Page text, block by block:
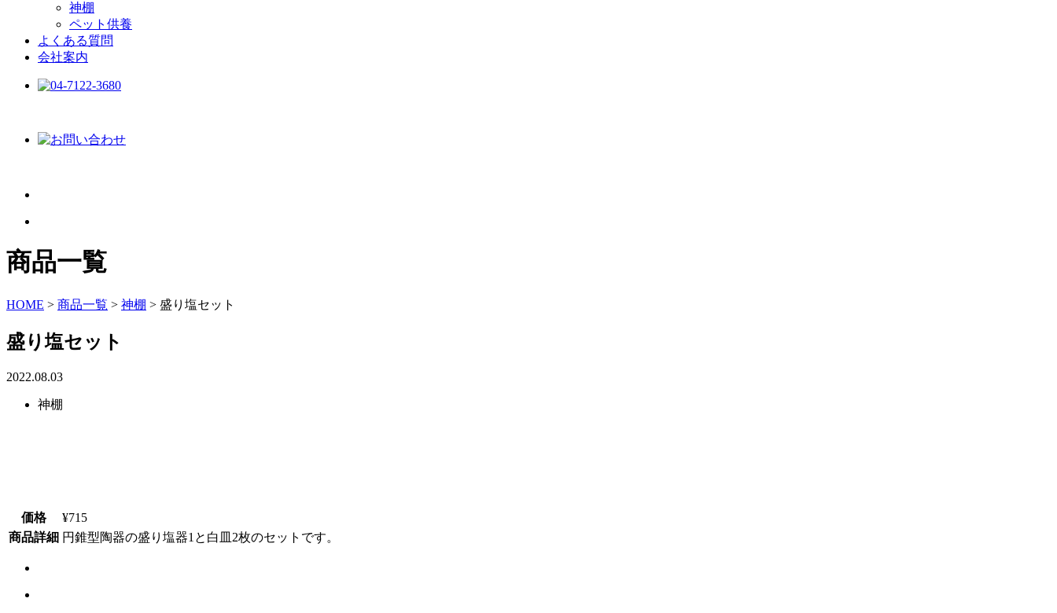
神棚
ペット供養
よくある質問
会社案内
商品一覧
HOME > 商品一覧 > 神棚 > 盛り塩セット
盛り塩セット
2022.08.03
神棚
価格
¥715
商品詳細 円錐型陶器の盛り塩器1と白皿2枚のセットです。